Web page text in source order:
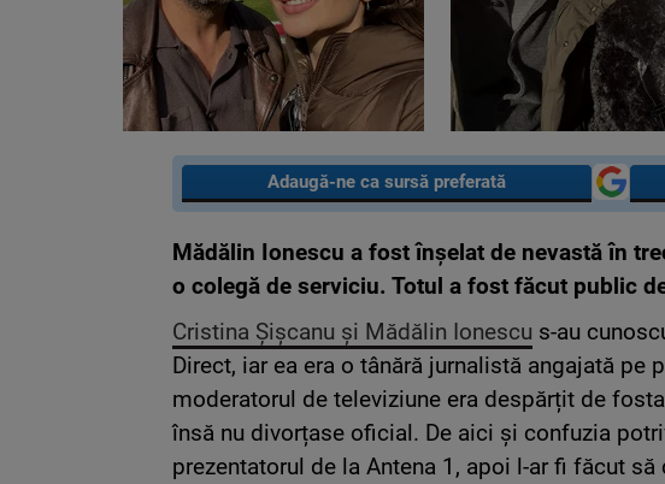
Adaugă-ne ca sursă preferată
Mădălin Ionescu a fost înșelat de nevastă în
o colegă de serviciu. Totul a fost făcut public
Cristina Șișcanu și Mădălin Ionescu s-au
Direct, iar ea era o tânără jurnalistă angajată pe
moderatorul de televiziune era despărțit de
însă nu divorțase oficial. De aici și confuzia
prezentatorul de la Antena 1, apoi l-ar fi făcut